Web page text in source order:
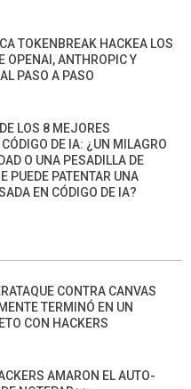
TOKENBREAK HACKEA LOS
OPENAI, ANTHROPIC Y
PASO A PASO
LOS 8 MEJORES
DE IA: ¿UN MILAGRO
O UNA PESADILLA DE
PUEDE PATENTAR UNA
EN CÓDIGO DE IA?
CONTRA CANVAS
TERMINÓ EN UN
CON HACKERS
AMARON EL AUTO-